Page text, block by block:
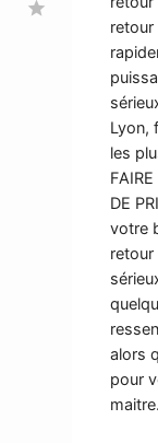
star
Lyon,
les
DE
votre
alors
pour